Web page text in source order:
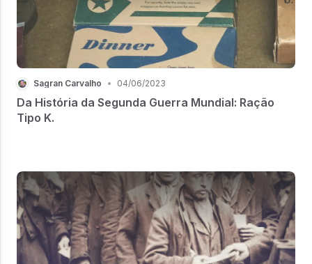
Sagran Carvalho • 04/06/2023
Da História da Segunda Guerra Mundial: Ração
Tipo K.